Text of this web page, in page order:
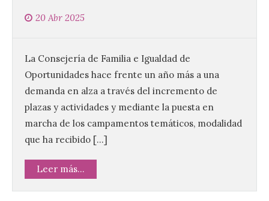
20 Abr 2025
La Consejería de Familia e Igualdad de
Oportunidades hace frente un año más a una
demanda en alza a través del incremento de
plazas y actividades y mediante la puesta en
marcha de los campamentos temáticos, modalidad
que ha recibido […]
Leer más...